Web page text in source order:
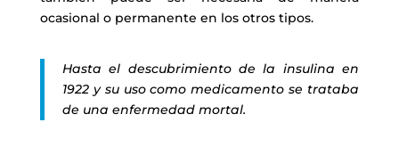
ocasional o permanente en los otros tipos.
Hasta el descubrimiento de la insulina en
1922 y su uso como medicamento se trataba
de una enfermedad mortal.